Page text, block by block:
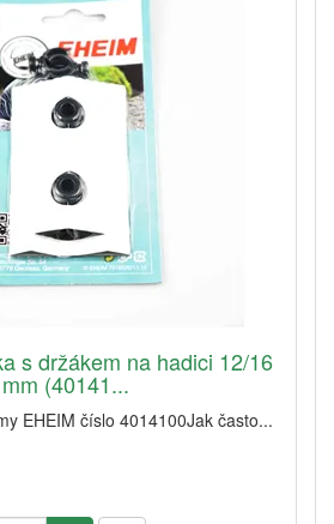
s držákem na hadici 12/16
mm (40141...
EHEIM číslo 4014100Jak často...